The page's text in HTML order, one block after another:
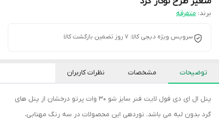
برند: متفرقه
سرویس ویژه دیجی کالا: 7 روز تضمین بازگشت کالا
توضیحات مشخصات نظرات کاربران
پنل ال ای دی فول لایت فنر سایز شو 30 وات پرتو درخشان از پنل های
گرد بدون لبه می باشد. نوردهی این محصولات در سه رنگ مهتابی،